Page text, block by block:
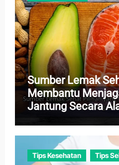
Sumber Lemak
Membantu
Jantung Secara
Tips Kesehatan Tips